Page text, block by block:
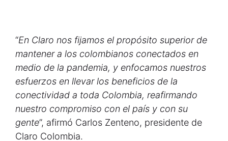
“En Claro nos fijamos el propósito superior de
mantener a los colombianos conectados en
medio de la pandemia, y enfocamos nuestros
esfuerzos en llevar los beneficios de la
conectividad a toda Colombia, reafirmando
nuestro compromiso con el país y con su
gente”, afirmó Carlos Zenteno, presidente de
Claro Colombia.